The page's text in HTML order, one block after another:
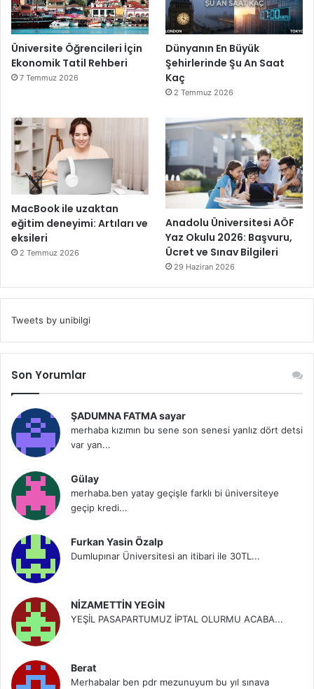
Üniversite Öğrencileri İçin
Ekonomik Tatil Rehberi
7 Temmuz 2026
Dünyanın En Büyük
Şehirlerinde Şu An Saat
Kaç
2 Temmuz 2026
MacBook ile uzaktan
eğitim deneyimi: Artıları ve
eksileri
2 Temmuz 2026
Anadolu Üniversitesi AÖF
Yaz Okulu 2026: Başvuru,
Ücret ve Sınav Bilgileri
29 Haziran 2026
Tweets by unibilgi
Son Yorumlar
ŞADUMNA FATMA sayar
merhaba kızımın bu sene son senesi yanlız dört detsi
var yan...
Gülay
merhaba.ben yatay geçişle farklı bi üniversiteye
geçip kredi...
Furkan Yasin Özalp
Dumlupınar Üniversitesi an itibari ile 30TL...
NİZAMETTİN YEGİN
YEŞİL PASAPARTUMUZ İPTAL OLURMU ACABA...
Berat
Merhabalar ben pdr mezunuyum bu yıl sınava